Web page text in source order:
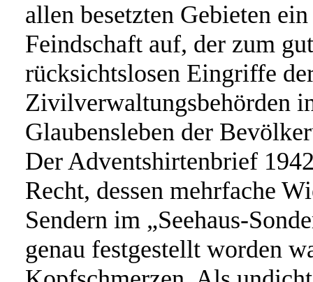
allen besetzten Gebieten
Feindschaft auf, der zum
rücksichtslosen Eingriffe
Zivilverwaltungsbehörden
Glaubensleben der
Der Adventshirtenbrief
Recht, dessen mehrfache
Sendern im „Seehaus-
genau festgestellt worden